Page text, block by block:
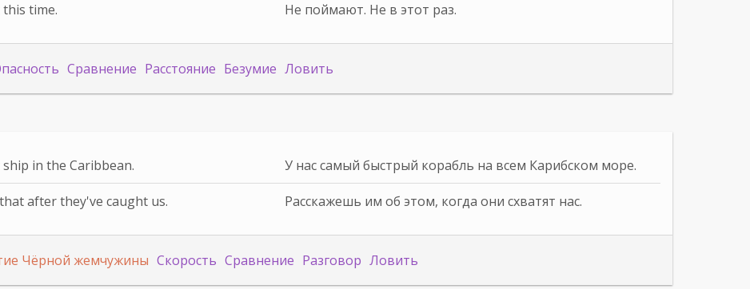
time. Не поймают. Не в этот раз.
Сравнение Расстояние Безумие Ловить
in the Caribbean. У нас самый быстрый корабль на всем Карибском море.
after they've caught us. Расскажешь им об этом, когда они схватят нас.
Чёрной жемчужины Скорость Сравнение Разговор Ловить